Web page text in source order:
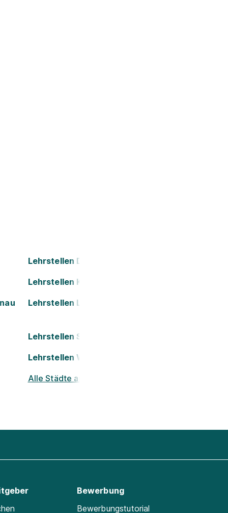
Lehrstellen Dornbirn
Lehrstellen Kapfenberg
Lehrstellen Leoben
Lehrstellen Salzburg
Lehrstellen Wels
Alle Städte ansehen
Bewerbung
Bewerbungstutorial